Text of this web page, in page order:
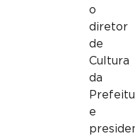
o
diretor
de
Cultura
da
e